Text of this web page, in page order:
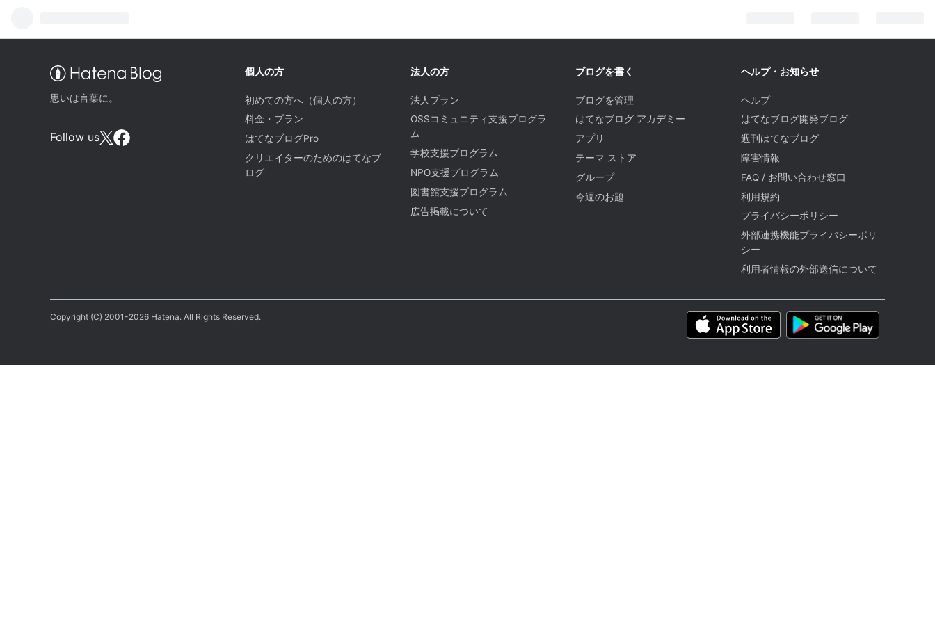
思いは言葉に。
Follow us
個人の方
初めての方へ（個人の方）
料金・プラン
はてなブログPro
クリエイターのためのはてなブ
ログ
法人の方
法人プラン
OSSコミュニティ支援プログラ
ム
学校支援プログラム
NPO支援プログラム
図書館支援プログラム
広告掲載について
ブログを書く
ブログを管理
はてなブログ アカデミー
アプリ
テーマ ストア
グループ
今週のお題
ヘルプ・お知らせ
ヘルプ
はてなブログ開発ブログ
週刊はてなブログ
障害情報
FAQ / お問い合わせ窓口
利用規約
プライバシーポリシー
外部連携機能プライバシーポリ
シー
利用者情報の外部送信について
Copyright (C) 2001-2026 Hatena. All Rights Reserved.